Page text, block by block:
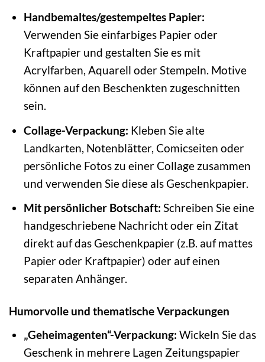
Handbemaltes/gestempeltes Papier:
Verwenden Sie einfarbiges Papier oder
Kraftpapier und gestalten Sie es mit
Acrylfarben, Aquarell oder Stempeln. Motive
können auf den Beschenkten zugeschnitten
sein.
Collage-Verpackung: Kleben Sie alte
Landkarten, Notenblätter, Comicseiten oder
persönliche Fotos zu einer Collage zusammen
und verwenden Sie diese als Geschenkpapier.
Mit persönlicher Botschaft: Schreiben Sie eine
handgeschriebene Nachricht oder ein Zitat
direkt auf das Geschenkpapier (z.B. auf mattes
Papier oder Kraftpapier) oder auf einen
separaten Anhänger.
Humorvolle und thematische Verpackungen
„Geheimagenten“-Verpackung: Wickeln Sie das
Geschenk in mehrere Lagen Zeitungspapier